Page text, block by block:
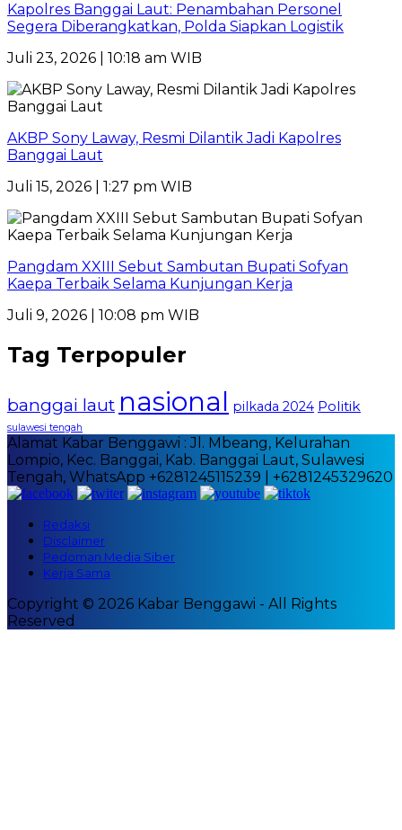
Kapolres Banggai Laut: Penambahan Personel
Segera Diberangkatkan, Polda Siapkan Logistik
Juli 23, 2026 | 10:18 am WIB
AKBP Sony Laway, Resmi Dilantik Jadi Kapolres
Banggai Laut
Juli 15, 2026 | 1:27 pm WIB
Pangdam XXIII Sebut Sambutan Bupati Sofyan
Kaepa Terbaik Selama Kunjungan Kerja
Juli 9, 2026 | 10:08 pm WIB
Tag Terpopuler
banggai laut nasional pilkada 2024 Politik
sulawesi tengah
Alamat Kabar Benggawi : Jl. Mbeang, Kelurahan
Lompio, Kec. Banggai, Kab. Banggai Laut, Sulawesi
Tengah, WhatsApp +6281245115239 | +6281245329620
Redaksi
Disclaimer
Pedoman Media Siber
Kerja Sama
Copyright © 2026 Kabar Benggawi - All Rights
Reserved